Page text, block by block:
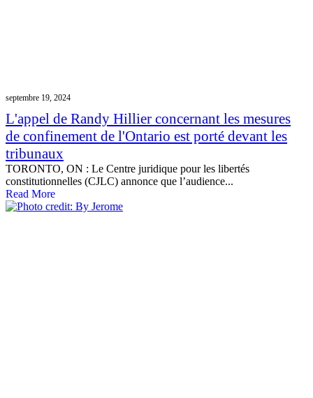
septembre 19, 2024
L'appel de Randy Hillier concernant les mesures
de confinement de l'Ontario est porté devant les
tribunaux
TORONTO, ON : Le Centre juridique pour les libertés
constitutionnelles (CJLC) annonce que l’audience...
Read More